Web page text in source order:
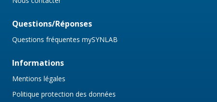
Questions/Réponses
Questions fréquentes mySYNLAB
Informations
Mentions légales
Politique protection des données